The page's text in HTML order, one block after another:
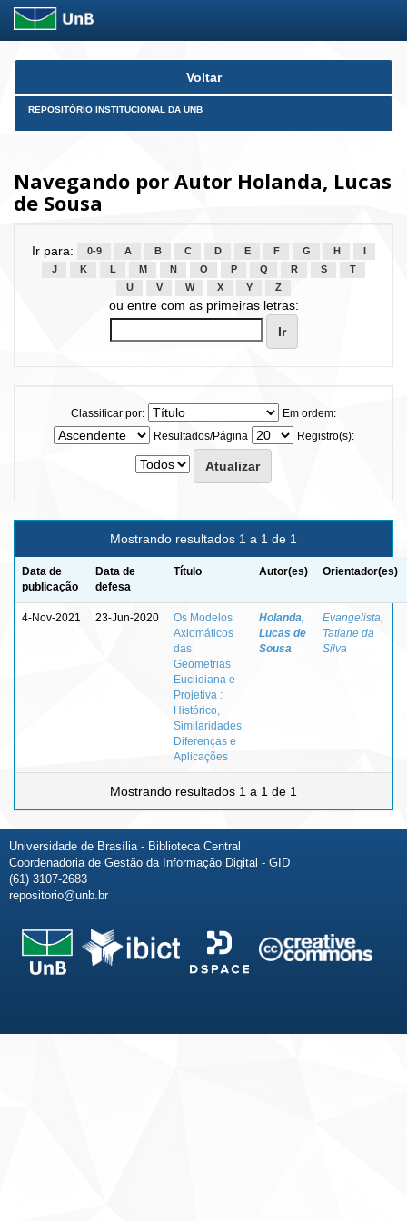
Skip
Voltar
REPOSITÓRIO INSTITUCIONAL DA UNB
Navegando por Autor Holanda, Lucas
de Sousa
Ir para: 0-9 A B C D E F G H
J
K L M N O P Q R S
T
U
V W X Y Z
ou entre com as primeiras letras:
Classificar por:
Em ordem:
Resultados/Página
Registro(s):
Mostrando resultados 1 a 1 de 1
Data de
publicação
Data de
defesa
Título Autor(es) Orientador(es)
4-Nov-2021 23-Jun-2020
Os Modelos
Axiomáticos
das
Geometrias
Euclidiana e
Projetiva :
Histórico,
Similaridades,
Diferenças e
Aplicações
Holanda,
Lucas de
Sousa
Evangelista,
Tatiane da
Silva
Mostrando resultados 1 a 1 de 1
Universidade de Brasília - Biblioteca Central
Coordenadoria de Gestão da Informação Digital - GID
(61) 3107-2683
repositorio@unb.br